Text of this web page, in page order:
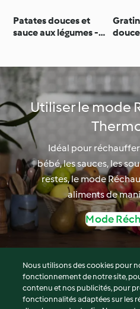
Patates douces et
sauce aux légumes -
Utiliser le mode
Idéal pour
bébé, les sauces, les
restes, le mode
aliments de
Mode
© Copyright 2026
Conditions d'utilisation
Nous utilisons des cookies pour
fonctionnement de notre site,
contenu et nos publicités, pour
fonctionnalités adaptées sur les